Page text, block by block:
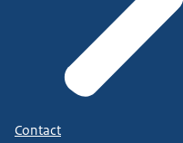
Contact